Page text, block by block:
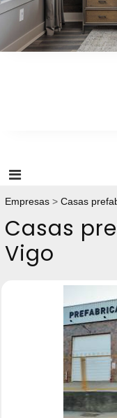
Empresas Casas
Casas
Vigo